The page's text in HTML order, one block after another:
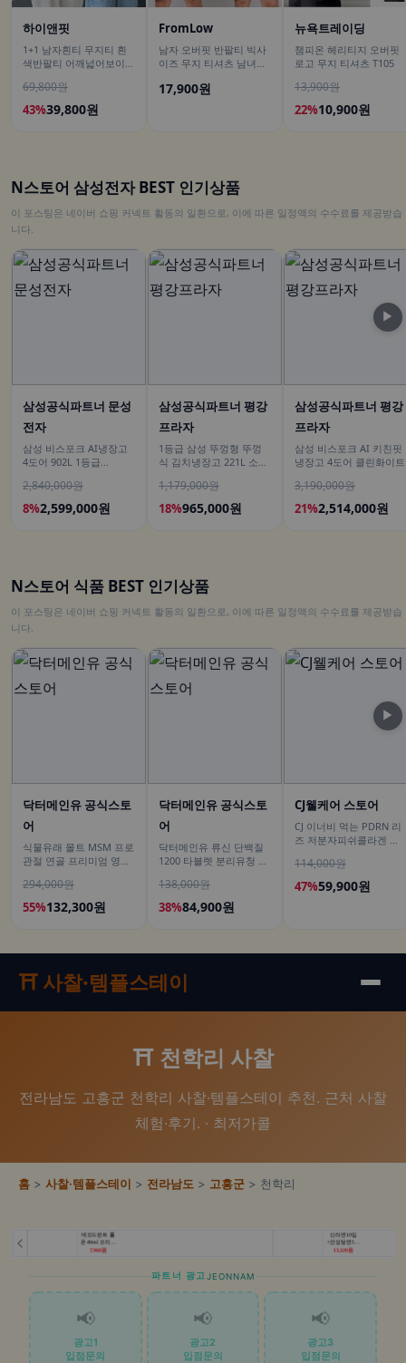
하이앤핏
1+1 남자흰티 무지티 흰
색반팔티 어깨넓어보이는
69,800원
43%39,800원
FromLow
남자 오버핏 반팔티 빅사
이즈 무지 티셔츠 남녀공
17,900원
뉴욕트레이딩
챔피온 헤리티지 오버핏
로고 무지 티셔츠 T105
13,900원
22%10,900원
N스토어 삼성전자 BEST 인기상품
이 포스팅은 네이버 쇼핑 커넥트 활동의 일환으로, 이에 따른 일정액의 수수료를 제공받습
니다.
삼성공식파트너 문성
전자
삼성 비스포크 AI냉장고
4도어 902L 1등급
화이트 푸드쇼케이스
2,840,000원
8%2,599,000원
삼성공식파트너 평강
프라자
1등급 삼성 뚜껑형 뚜껑
식 김치냉장고 221L 소형
버 RP22C3111Z1
1,179,000원
18%965,000원
삼성공식파트너 평강
프라자
삼성 비스포크 AI 키친핏
냉장고 4도어 클린화이트
3,190,000원
21%2,514,000원
▶
N스토어 식품 BEST 인기상품
이 포스팅은 네이버 쇼핑 커넥트 활동의 일환으로, 이에 따른 일정액의 수수료를 제공받습
니다.
닥터메인유 공식스토
어
식물유래 몰트 MSM 프로
관절 연골 프리미엄 영양
정, 6개
294,000원
55%132,300원
닥터메인유 공식스토
어
닥터메인유 류신 단백질
1200 타블렛 분리유청 산
2개
138,000원
38%84,900원
CJ웰케어 스토어
CJ 이너비 먹는 PDRN 리
즈 저분자피쉬콜라겐 히
14포, 3개
114,000원
47%59,900원
▶
⛩️ 사찰·템플스테이
⛩️ 천학리 사찰
전라남도 고흥군 천학리 사찰·템플스테이 추천. 근처 사찰
체험·후기. · 최저가콜
홈 > 사찰·템플스테이 > 전라남도 > 고흥군 > 천학리
파트너 광고JEONNAM
📢
광고1
입점문의
📢
광고2
입점문의
📢
광고3
입점문의